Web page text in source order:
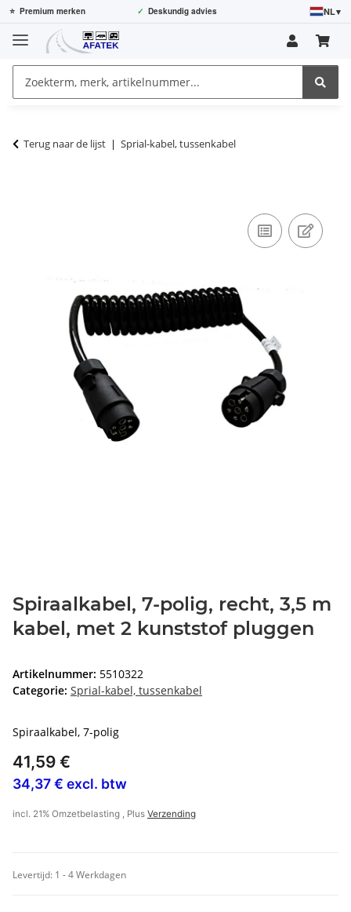
⭐ Premium merken ✓ Deskundig advies NL▾
Terug naar de lijst Sprial-kabel, tussenkabel
Spiraalkabel, 7-polig, recht, 3,5 m
kabel, met 2 kunststof pluggen
Artikelnummer: 5510322
Categorie: Sprial-kabel, tussenkabel
Spiraalkabel, 7-polig
41,59 €
34,37 € excl. btw
incl. 21% Omzetbelasting , Plus Verzending
Levertijd: 1 - 4 Werkdagen